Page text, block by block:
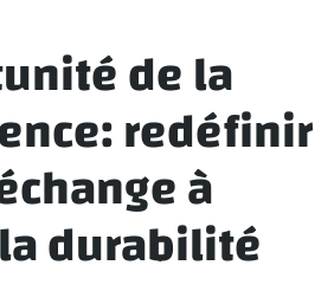
de la
redéfinir
à
durabilité